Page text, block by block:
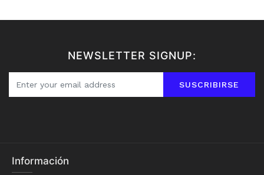
NEWSLETTER SIGNUP:
SUSCRIBIRSE
Información